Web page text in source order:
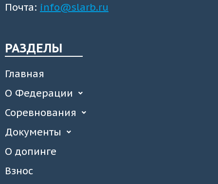
Почта: info@slarb.ru
РАЗДЕЛЫ
Главная
О Федерации
Соревнования
Документы
О допинге
Взнос